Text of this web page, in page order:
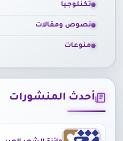
تكنلوجيا
نصوص ومقالات
منوعات
أحدث المنشورات